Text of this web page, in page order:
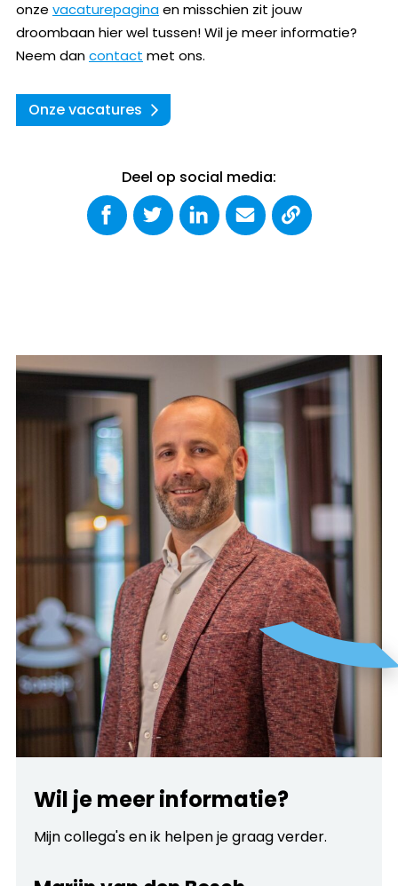
onze vacaturepaginaen misschien zit jouw
droombaan hier wel tussen! Wil je meer informatie?
Neem dancontact met ons.
Onze vacatures
Deel op social media:
Wil je meer informatie?
Mijn collega's en ik helpen je graag verder.